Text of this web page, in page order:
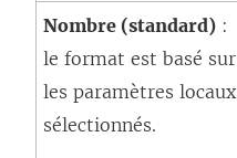
Nombre (standard) :
le format est basé sur
les paramètres locaux
sélectionnés.